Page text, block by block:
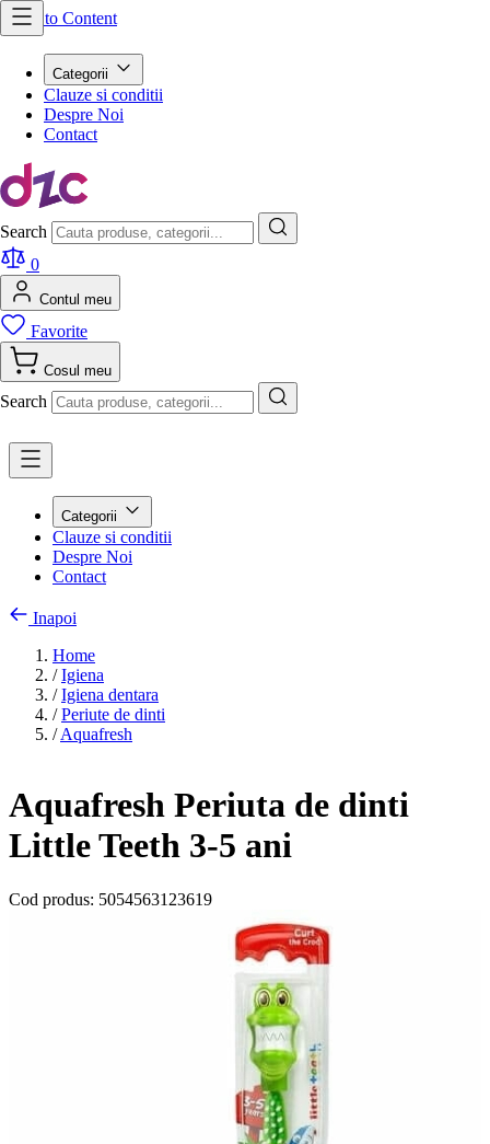
Skip to Content
Categorii
Clauze si conditii
Despre Noi
Contact
Search
0
Contul meu
Favorite
Cosul meu
Search
Categorii
Clauze si conditii
Despre Noi
Contact
Inapoi
Home
/ Igiena
/ Igiena dentara
/ Periute de dinti
/ Aquafresh
Aquafresh Periuta de dinti
Little Teeth 3-5 ani
Cod produs: 5054563123619